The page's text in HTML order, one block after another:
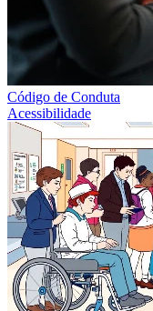
Código de Conduta
Acessibilidade